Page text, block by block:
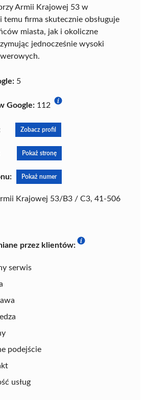
Armii Krajowej 53 w
temu firma skutecznie obsługuje
miasta, jak i okoliczne
jednocześnie wysoki
5
Google: 112
Zobacz profil
Pokaż stronę
Pokaż numer
Krajowej 53/B3 / C3, 41-506
przez klientów:
serwis
podejście
usług